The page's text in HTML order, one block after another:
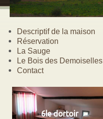
Descriptif de la maison
Réservation
La Sauge
Le Bois des Demoiselles
Contact
6le dortoir